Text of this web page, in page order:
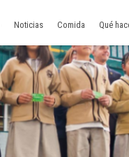
Noticias Comida Qué